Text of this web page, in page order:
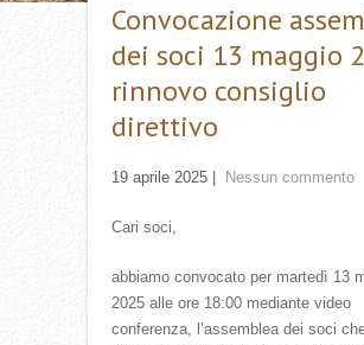
Convocazione
dei soci 13 maggio
rinnovo consiglio
direttivo
19 aprile 2025 Nessun commento
Cari soci,
abbiamo convocato per martedì 13
2025 alle ore 18:00 mediante video
conferenza, l’assemblea dei soci